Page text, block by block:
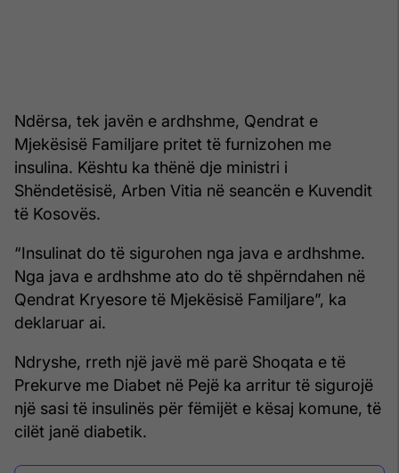
Ndërsa, tek javën e ardhshme, Qendrat e
Mjekësisë Familjare pritet të furnizohen me
insulina. Kështu ka thënë dje ministri i
Shëndetësisë, Arben Vitia në seancën e Kuvendit
të Kosovës.
“Insulinat do të sigurohen nga java e ardhshme.
Nga java e ardhshme ato do të shpërndahen në
Qendrat Kryesore të Mjekësisë Familjare”, ka
deklaruar ai.
Ndryshe, rreth një javë më parë Shoqata e të
Prekurve me Diabet në Pejë ka arritur të sigurojë
një sasi të insulinës për fëmijët e kësaj komune, të
cilët janë diabetik.